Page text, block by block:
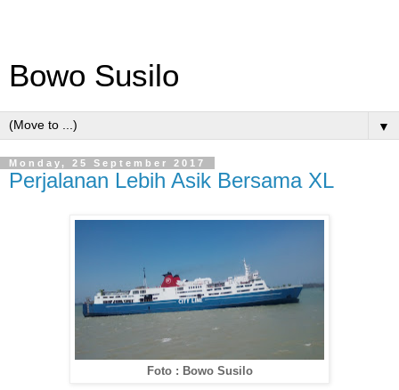
Bowo Susilo
▼
Monday, 25 September 2017
Perjalanan Lebih Asik Bersama XL
Foto : Bowo Susilo